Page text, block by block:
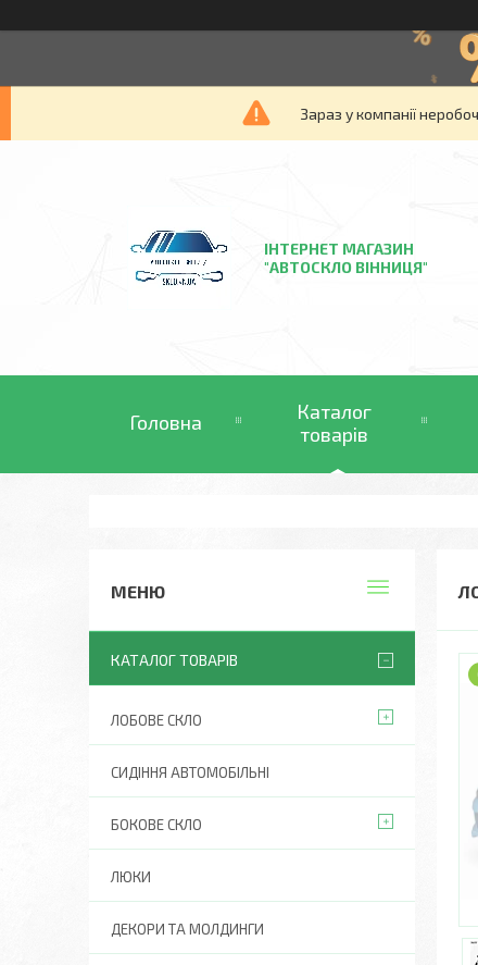
Зараз у компанії
ІНТЕРНЕТ МАГАЗИН
"АВТОСКЛО ВІННИЦЯ"
Головна
Каталог
товарів
КАТАЛОГ ТОВАРІВ
ЛОБОВЕ СКЛО
СИДІННЯ АВТОМОБІЛЬНІ
БОКОВЕ СКЛО
ЛЮКИ
ДЕКОРИ ТА МОЛДИНГИ